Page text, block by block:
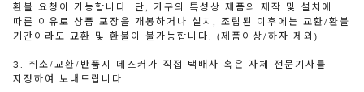
환불 요청이 가능합니다. 단, 가구의 특성상 제품의 제작 및 설치에
따른 이유로 상품 포장을 개봉하거나 설치, 조립된 이후에는 교환/환불
기간이라도 교환 및 환불이 불가능합니다. (제품이상/하자 제외)
3. 취소/교환/반품시 데스커가 직접 택배사 혹은 자체 전문기사를
지정하여 보내드립니다.